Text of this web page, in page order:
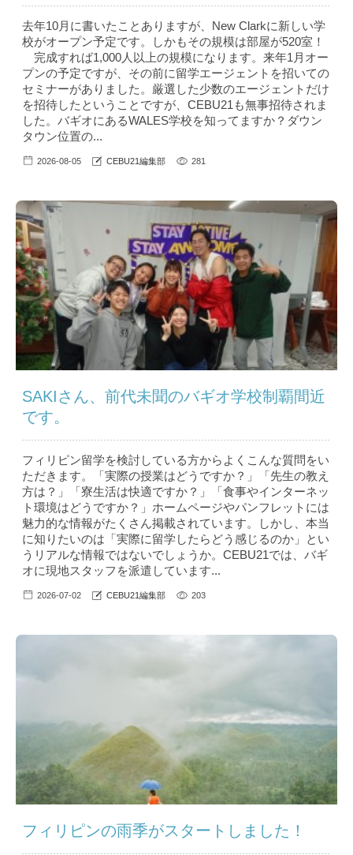
去年10月に書いたことありますが、New Clarkに新しい学
校がオープン予定です。しかもその規模は部屋が520室！
完成すれば1,000人以上の規模になります。来年1月オー
プンの予定ですが、その前に留学エージェントを招いての
セミナーがありました。厳選した少数のエージェントだけ
を招待したということですが、CEBU21も無事招待されま
した。バギオにあるWALES学校を知ってますか？ダウン
タウン位置の...
2026-08-05 CEBU21編集部 281
SAKIさん、前代未聞のバギオ学校制覇間近
です。
フィリピン留学を検討している方からよくこんな質問をい
ただきます。「実際の授業はどうですか？」「先生の教え
方は？」「寮生活は快適ですか？」「食事やインターネッ
ト環境はどうですか？」ホームページやパンフレットには
魅力的な情報がたくさん掲載されています。しかし、本当
に知りたいのは「実際に留学したらどう感じるのか」とい
うリアルな情報ではないでしょうか。CEBU21では、バギ
オに現地スタッフを派遣しています...
2026-07-02 CEBU21編集部 203
フィリピンの雨季がスタートしました！